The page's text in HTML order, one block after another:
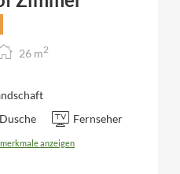
26 m2
Dusche
Fernseher
anzeigen